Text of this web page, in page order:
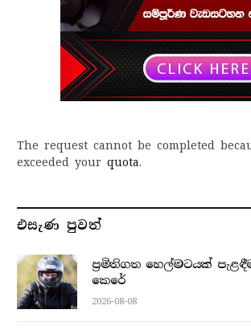
The request cannot be completed
exceeded your quota.
එසැණ පුව​ත්
ප්‍රමිතිගත හෙල්මටයක්
කෙරේ
2026-08-08